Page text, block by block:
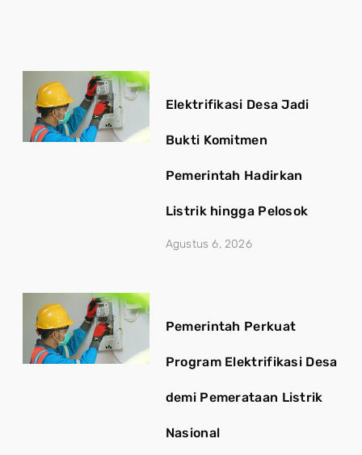
Elektrifikasi Desa Jadi
Bukti Komitmen
Pemerintah Hadirkan
Listrik hingga Pelosok
Agustus 6, 2026
Pemerintah Perkuat
Program Elektrifikasi Desa
demi Pemerataan Listrik
Nasional